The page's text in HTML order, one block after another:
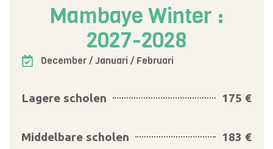
Mambaye Winter :
2027-2028
December / Januari / Februari
Lagere scholen 175 €
Middelbare scholen 183 €